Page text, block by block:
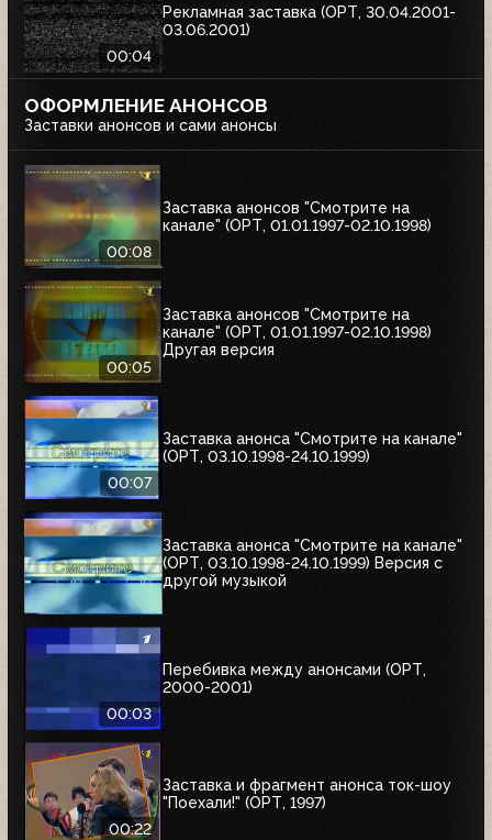
00:04
Рекламная заставка (ОРТ, 30.04.2001-
03.06.2001)
ОФОРМЛЕНИЕ АНОНСОВ
Заставки анонсов и сами анонсы
00:08
Заставка анонсов "Смотрите на
канале" (ОРТ, 01.01.1997-02.10.1998)
00:05
Заставка анонсов "Смотрите на
канале" (ОРТ, 01.01.1997-02.10.1998)
Другая версия
00:07
Заставка анонса "Смотрите на канале"
(ОРТ, 03.10.1998-24.10.1999)
Заставка анонса "Смотрите на канале"
(ОРТ, 03.10.1998-24.10.1999) Версия с
другой музыкой
00:03
Перебивка между анонсами (ОРТ,
2000-2001)
00:22
Заставка и фрагмент анонса ток-шоу
"Поехали!" (ОРТ, 1997)